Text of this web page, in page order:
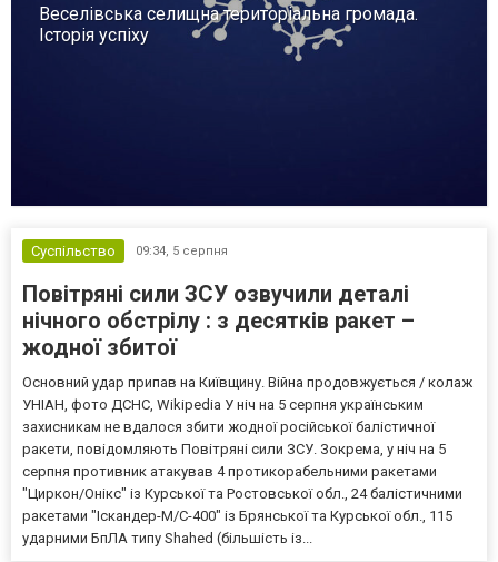
Веселівська селищна територіальна громада.
Історія успіху
Суспільство 09:34, 5 серпня
Повітряні сили ЗСУ озвучили деталі
нічного обстрілу : з десятків ракет –
жодної збитої
Основний удар припав на Київщину. Війна продовжується / колаж
УНІАН, фото ДСНС, Wikipedia У ніч на 5 серпня українським
захисникам не вдалося збити жодної російської балістичної
ракети, повідомляють Повітряні сили ЗСУ. Зокрема, у ніч на 5
серпня противник атакував 4 протикорабельними ракетами
"Циркон/Онікс" із Курської та Ростовської обл., 24 балістичними
ракетами "Іскандер-М/С-400" із Брянської та Курської обл., 115
ударними БпЛА типу Shahed (більшість із...